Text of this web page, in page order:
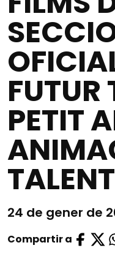
FUTUR
PETIT
24 de gener de
Compartir a